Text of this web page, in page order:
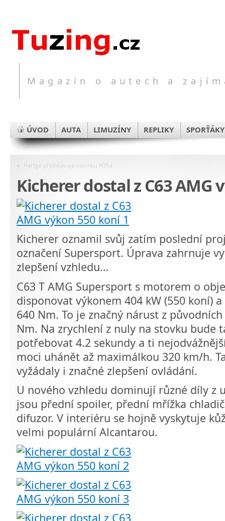
Magazín o autech a
ÚVOD AUTA LIMUZÍNY REPLIKY SPORŤÁKY
« Hartge představuje novinku H35d
Kicherer dostal z C63 AMG
Kicherer oznamil svůj zatím poslední
označení Supersport. Úprava zahrnuje
zlepšení vzhledu…
C63 T AMG Supersport s motorem o
disponovat výkonem 404 kW (550 koní)
640 Nm. To je značný nárust z
Nm. Na zrychlení z nuly na stovku bude
potřebovat 4.2 sekundy a ti
moci uhánět až maximálkou 320 km/h.
vyžádaly i značné zlepšení ovládání.
U nového vzhledu dominují různé díly z
jsou přední spoiler, přední mřížka
difuzor. V interiéru se hojně vyskytuje
velmi populární Alcantarou.